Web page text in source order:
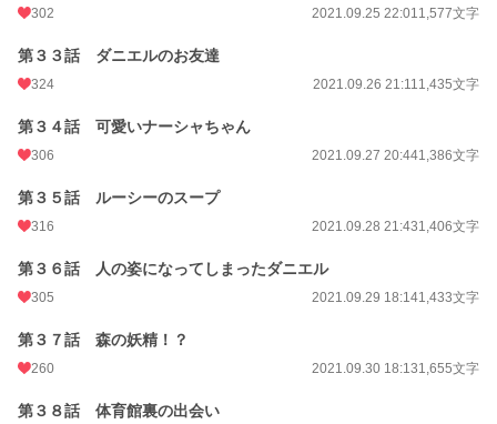
302 2021.09.25 22:011,577文字
第３３話 ダニエルのお友達
324 2021.09.26 21:111,435文字
第３４話 可愛いナーシャちゃん
306 2021.09.27 20:441,386文字
第３５話 ルーシーのスープ
316 2021.09.28 21:431,406文字
第３６話 人の姿になってしまったダニエル
305 2021.09.29 18:141,433文字
第３７話 森の妖精！？
260 2021.09.30 18:131,655文字
第３８話 体育館裏の出会い